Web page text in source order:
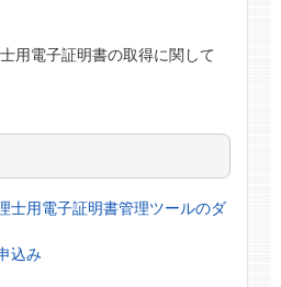
用電子証明書の取得に関して
士用電子証明書管理ツールのダ
込み